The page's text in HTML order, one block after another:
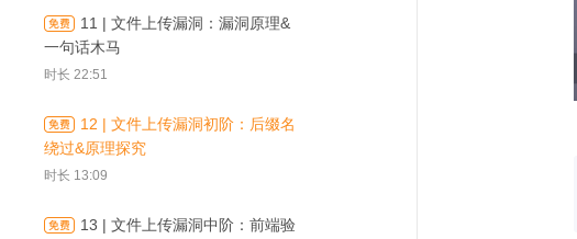
02 | 内容综述
时长 09:08
03 | Web安全前端基础：HTML
时长 07:04
JavaScript
11 | 文件上传漏洞：漏洞原理&
一句话木马
时长 22:51
12 | 文件上传漏洞初阶：后缀名
绕过&原理探究
时长 13:09
13 | 文件上传漏洞中阶：前端验
06 | Web框架的运作原